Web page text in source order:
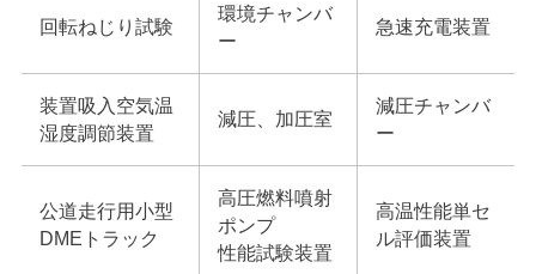
回転ねじり試験
環境チャンバ
ー
急速充電装置
装置吸入空気温
湿度調節装置
減圧、加圧室
減圧チャンバ
ー
公道走行用小型
DMEトラック
高圧燃料噴射
ポンプ
性能試験装置
高温性能単セ
ル評価装置